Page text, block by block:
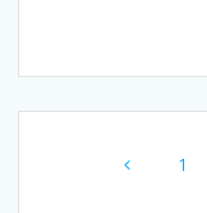
navigatie1